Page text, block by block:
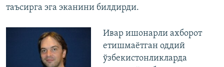
таъсирга эга эканини билдирди.
Ивар ишонарли ахборот
етишмаётган оддий
ўзбекистонликларда